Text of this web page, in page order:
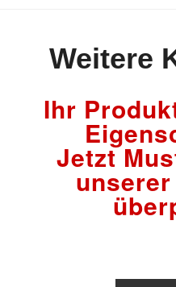
Weitere
Ihr
Jetzt